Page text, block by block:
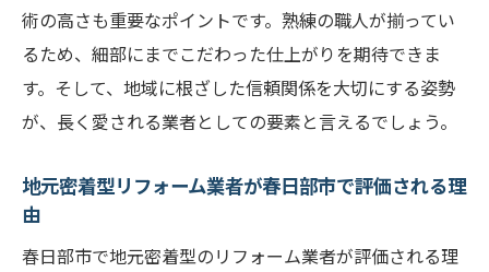
術の高さも重要なポイントです。熟練の職人が揃ってい
るため、細部にまでこだわった仕上がりを期待できま
す。そして、地域に根ざした信頼関係を大切にする姿勢
が、長く愛される業者としての要素と言えるでしょう。
地元密着型リフォーム業者が春日部市で評価される理
由
春日部市で地元密着型のリフォーム業者が評価される理